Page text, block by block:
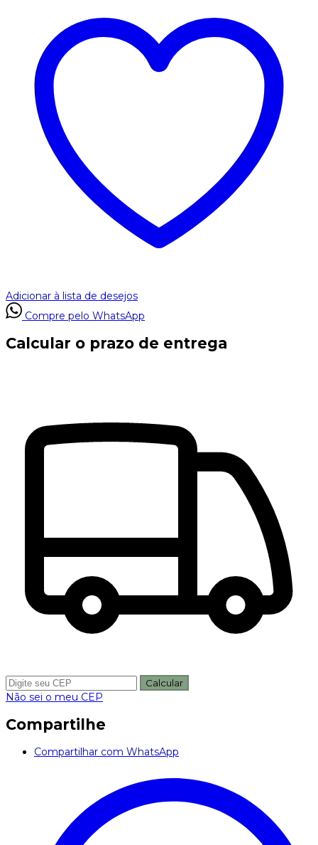
Adicionar à lista de desejos
Compre pelo WhatsApp
Calcular o prazo de entrega
Calcular
Não sei o meu CEP
Compartilhe
Compartilhar com WhatsApp